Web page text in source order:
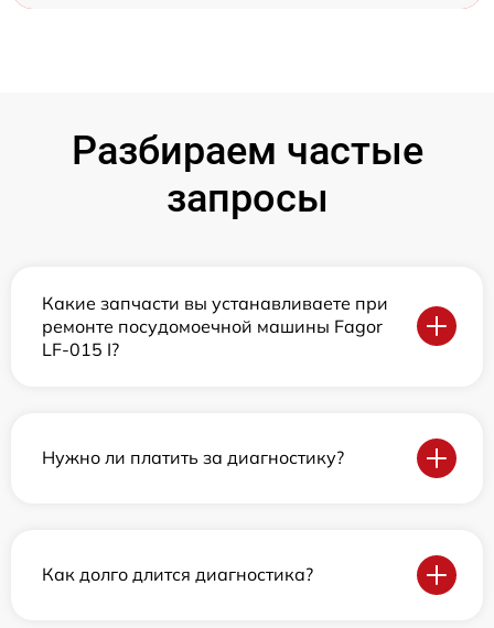
Разбираем частые
запросы
Какие запчасти вы устанавливаете при
ремонте посудомоечной машины Fagor
LF-015 I?
Нужно ли платить за диагностику?
Как долго длится диагностика?